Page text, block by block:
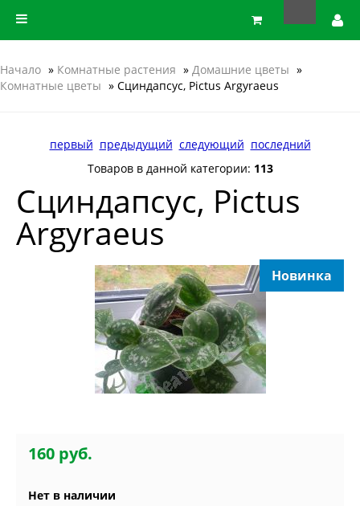
Начало » Комнатные растения » Домашние цветы »
Комнатные цветы » Сциндапсус, Pictus Argyraeus
первый предыдущий следующий последний
Товаров в данной категории: 113
Сциндапсус, Pictus
Argyraeus
Новинка
160 руб.
Нет в наличии